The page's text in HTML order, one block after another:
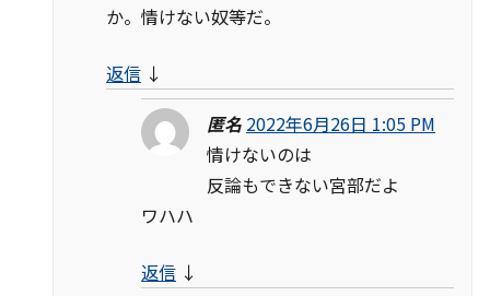
か。情けない奴等だ。
返信 ↓
匿名 2022年6月26日 1:05 PM
情けないのは
反論もできない宮部だよ
ワハハ
返信 ↓